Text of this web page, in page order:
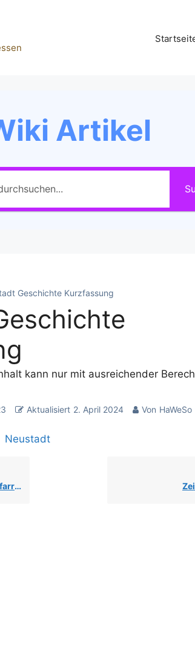
Artikel
Geschichte Kurzfassung
kann nur mit ausreichender
Aktualisiert 2. April 2024 Von HaWeSo
Neustadt